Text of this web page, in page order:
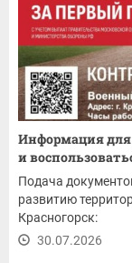
Информация для
и
Подача
развитию
Красногорск:
30.07.2026